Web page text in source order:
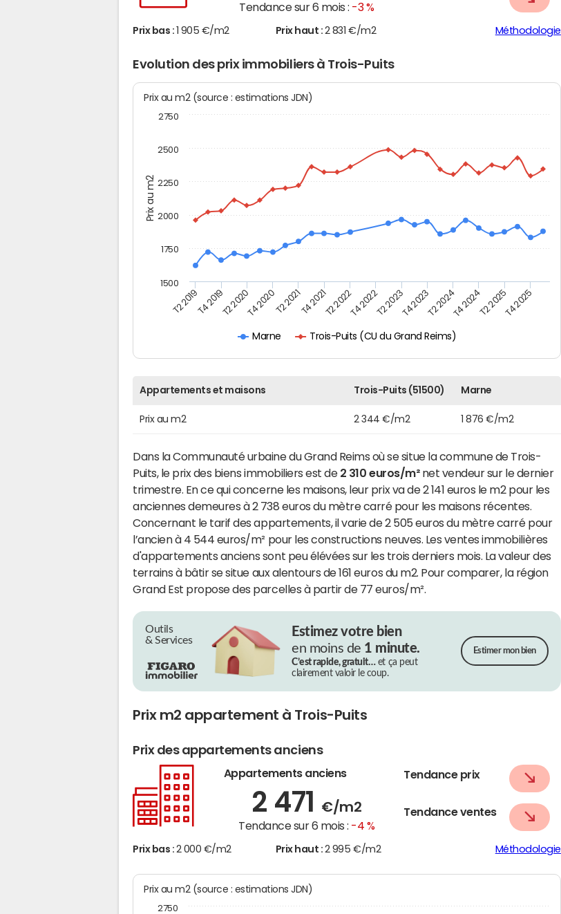
Tendance sur 6 mois : -3 %
Prix bas : 1 905 €/m2 Prix haut : 2 831 €/m2 Méthodologie
Evolution des prix immobiliers à Trois-Puits
Prix au m2
Prix au m2 (source : estimations JDN)
Marne Trois-Puits (CU du Grand Reims)
T2 2019T4 2019T2 2020T4 2020T2 2021T4 2021T2 2022T4 2022T2 2023T4 2023T2 2024T4 2024T2 2025T4 2025
1500
1750
2000
2250
2500
2750
Appartements et maisons Trois-Puits (51500) Marne
Prix au m2 2 344 €/m2 1 876 €/m2
Dans la Communauté urbaine du Grand Reims où se situe la commune de Trois-
Puits, le prix des biens immobiliers est de 2 310 euros/m²net vendeur sur le dernier
trimestre. En ce qui concerne les maisons, leur prix va de 2 141 euros le m2 pour les
anciennes demeures à 2 738 euros du mètre carré pour les maisons récentes.
Concernant le tarif des appartements, il varie de 2 505 euros du mètre carré pour
l’ancien à 4 544 euros/m² pour les constructions neuves. Les ventes immobilières
d'appartements anciens sont peu élévées sur les trois derniers mois. La valeur des
terrains à bâtir se situe aux alentours de 161 euros du m2. Pour comparer, la région
Grand Est propose des parcelles à partir de 77 euros/m².
Outils
& Services
Estimez votre bien
en moins de 1 minute.
C’est rapide, gratuit…et ça peut
clairement valoir le coup.
Estimer mon bien
Prix m2 appartement à Trois-Puits
Prix des appartements anciens
Appartements anciens
2 471 €/m2
Tendance sur 6 mois : -4 %
Tendance prix
Tendance ventes
Prix bas : 2 000 €/m2 Prix haut : 2 995 €/m2 Méthodologie
Prix au m2 (source : estimations JDN)
2750